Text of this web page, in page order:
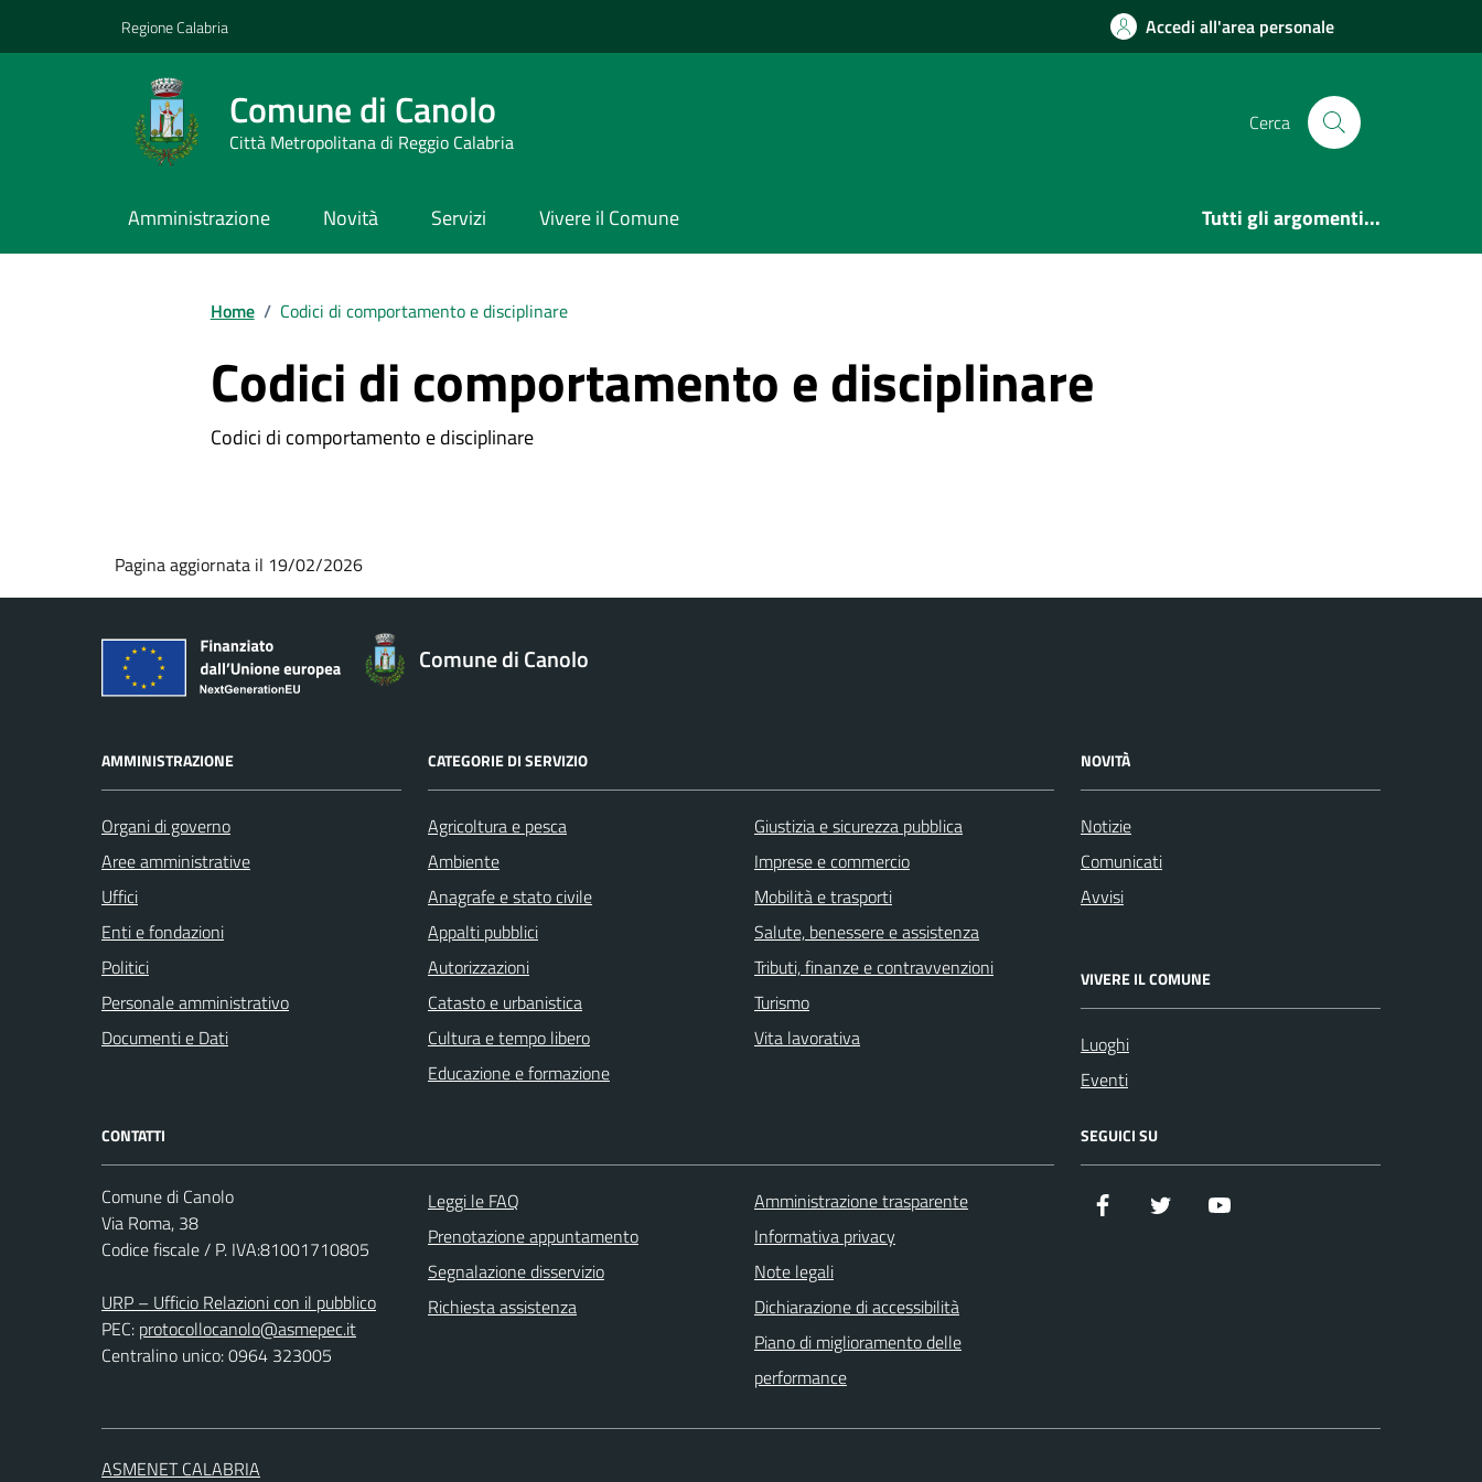
Regione Calabria Accedi all'area personale
Comune di Canolo
Città Metropolitana di Reggio Calabria
Cerca
Amministrazione Novità Servizi Vivere il Comune Tutti gli argomenti...
Home / Codici di comportamento e disciplinare
Codici di comportamento e disciplinare
Codici di comportamento e disciplinare
Pagina aggiornata il 19/02/2026
Comune di Canolo
AMMINISTRAZIONE
Organi di governo
Aree amministrative
Uffici
Enti e fondazioni
Politici
Personale amministrativo
Documenti e Dati
CATEGORIE DI SERVIZIO
Agricoltura e pesca
Ambiente
Anagrafe e stato civile
Appalti pubblici
Autorizzazioni
Catasto e urbanistica
Cultura e tempo libero
Educazione e formazione
Giustizia e sicurezza pubblica
Imprese e commercio
Mobilità e trasporti
Salute, benessere e assistenza
Tributi, finanze e contravvenzioni
Turismo
Vita lavorativa
NOVITÀ
Notizie
Comunicati
Avvisi
VIVERE IL COMUNE
Luoghi
Eventi
CONTATTI
Comune di Canolo
Via Roma, 38
Codice fiscale / P. IVA:81001710805
URP – Ufficio Relazioni con il pubblico
PEC: protocollocanolo@asmepec.it
Centralino unico: 0964 323005
Leggi le FAQ
Prenotazione appuntamento
Segnalazione disservizio
Richiesta assistenza
Amministrazione trasparente
Informativa privacy
Note legali
Dichiarazione di accessibilità
Piano di miglioramento delle
performance
SEGUICI SU
Facebook Twitter
ASMENET CALABRIA